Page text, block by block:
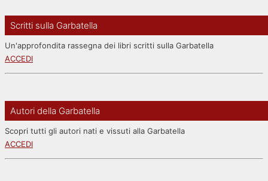
Scritti sulla Garbatella
Un'approfondita rassegna dei libri scritti sulla Garbatella
ACCEDI
Autori della Garbatella
Scopri tutti gli autori nati e vissuti alla Garbatella
ACCEDI